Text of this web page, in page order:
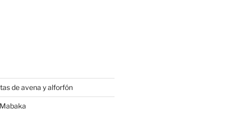
de avena y alforfón